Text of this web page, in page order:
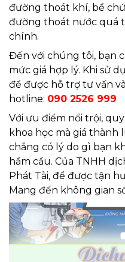
đường thoát khí, bể
đường thoát nước quá
chính.
Đến với chúng tôi, bạn
mức giá hợp lý. Khi sử
để được hỗ trợ tư vấn
hotline: 090 2526 999
Với ưu điểm nổi trội,
khoa học mà giá
chẳng có lý do gì bạn
hầm cầu. Của TNHH
Phát Tài, để được tận
Mang đến không gian